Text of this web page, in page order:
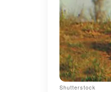
Shutterstock